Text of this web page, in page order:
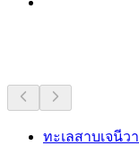
ทะเลสาบเจนีวา